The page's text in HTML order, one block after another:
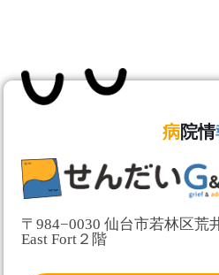
病院情
〒984−0030 仙台市若林区
East Fort２階